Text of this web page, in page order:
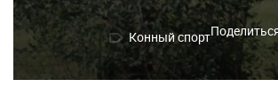
Конный спорт